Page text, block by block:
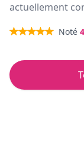
actuellement
Noté